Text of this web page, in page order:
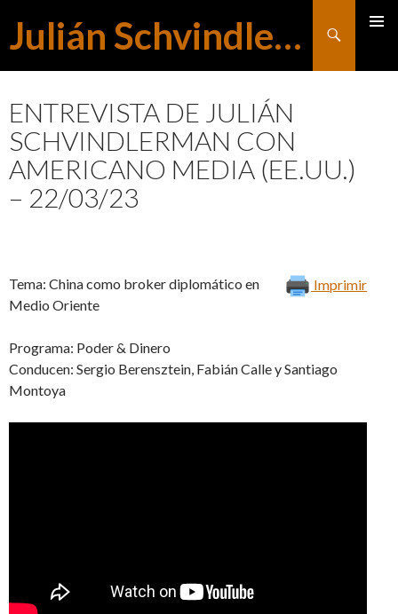
Julián Schvindlerman
Buscar
AL
CONTENIDO
ENTREVISTA DE JULIÁN
SCHVINDLERMAN CON
AMERICANO MEDIA (EE.UU.)
– 22/03/23
Imprimir
Tema: China como broker diplomático en
Medio Oriente
Programa: Poder & Dinero
Conducen: Sergio Berensztein, Fabián Calle y Santiago
Montoya